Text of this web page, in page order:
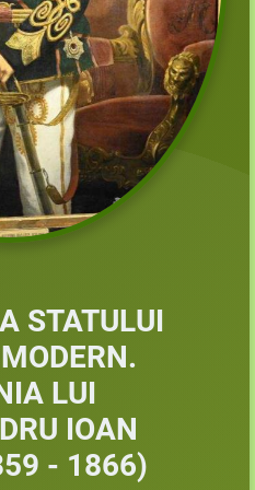
STATULUI
LUI
IOAN
- 1866)